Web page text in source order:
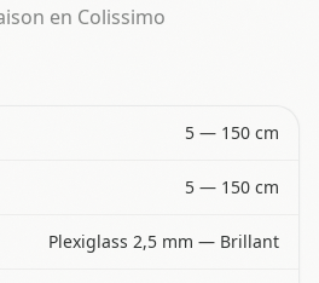
en Colissimo
5 — 150 cm
5 — 150 cm
Plexiglass 2,5 mm — Brillant